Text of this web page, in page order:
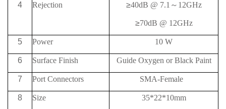
4 Rejection ≥40dB @ 7.1 ～ 12GHz
≥70dB @ 12GHz
5 Power 10 W
6 Surface Finish Guide Oxygen or Black Paint
7 Port Connectors SMA-Female
8 Size 35*22*10mm